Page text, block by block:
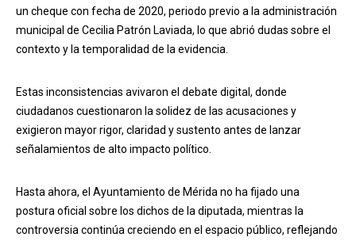
un cheque con fecha de 2020, periodo previo a la administración
municipal de Cecilia Patrón Laviada, lo que abrió dudas sobre el
contexto y la temporalidad de la evidencia.
Estas inconsistencias avivaron el debate digital, donde
ciudadanos cuestionaron la solidez de las acusaciones y
exigieron mayor rigor, claridad y sustento antes de lanzar
señalamientos de alto impacto político.
Hasta ahora, el Ayuntamiento de Mérida no ha fijado una
postura oficial sobre los dichos de la diputada, mientras la
controversia continúa creciendo en el espacio público, reflejando